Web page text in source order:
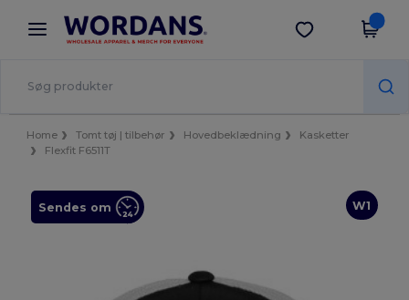
× Wordans-app
Bedre priser i appen!
Hent app
Home Tomt tøj | tilbehør Hovedbeklædning
Kasketter
Flexfit F6511T
W1
Sendes om